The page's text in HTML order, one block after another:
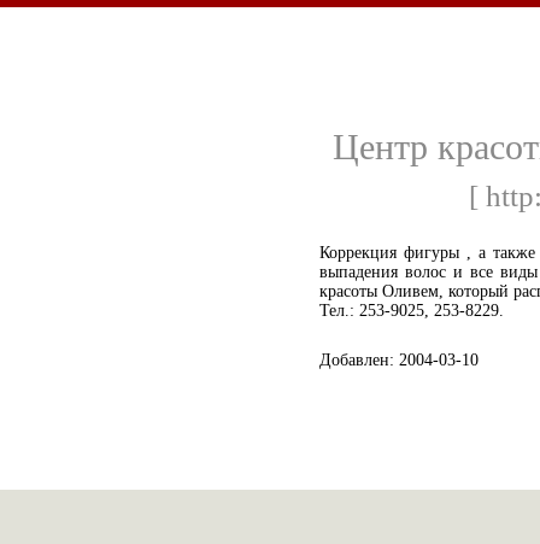
Центр
[
Коррекция фигуры , а также
выпадения волос и все
красоты Оливем, который
Тел.: 253-9025, 253-8229.
Добавлен: 2004-03-10